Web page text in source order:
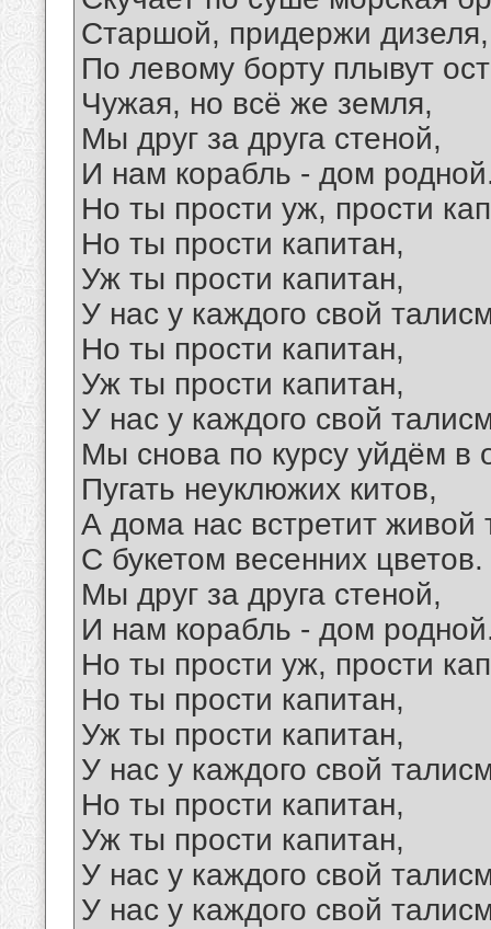
Старшой, придержи дизеля,
По левому борту плывут
Чужая, но всё же земля,
Мы друг за друга стеной,
И нам корабль - дом
Но ты прости уж, прости
Но ты прости капитан,
Уж ты прости капитан,
У нас у каждого свой
Но ты прости капитан,
Уж ты прости капитан,
У нас у каждого свой
Мы снова по курсу уйдём в
Пугать неуклюжих китов,
А дома нас встретит живой
С букетом весенних цветов.
Мы друг за друга стеной,
И нам корабль - дом
Но ты прости уж, прости
Но ты прости капитан,
Уж ты прости капитан,
У нас у каждого свой
Но ты прости капитан,
Уж ты прости капитан,
У нас у каждого свой
У нас у каждого свой